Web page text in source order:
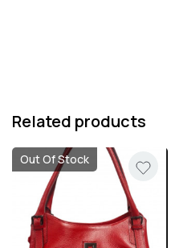
Related products
Out Of Stock